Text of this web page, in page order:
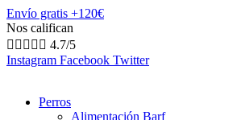
Envío gratis +120€
Nos califican
     4.7/5
Instagram Facebook Twitter
Perros
Alimentación Barf